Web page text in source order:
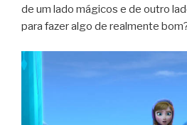
de um lado mágicos e de outro
para fazer algo de realmente